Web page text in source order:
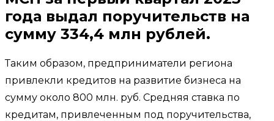
года выдал поручительств на
сумму 334,4 млн рублей.
Таким образом, предприниматели региона
привлекли кредитов на развитие бизнеса на
сумму около 800 млн. руб. Средняя ставка по
кредитам, привлеченным под поручительства,